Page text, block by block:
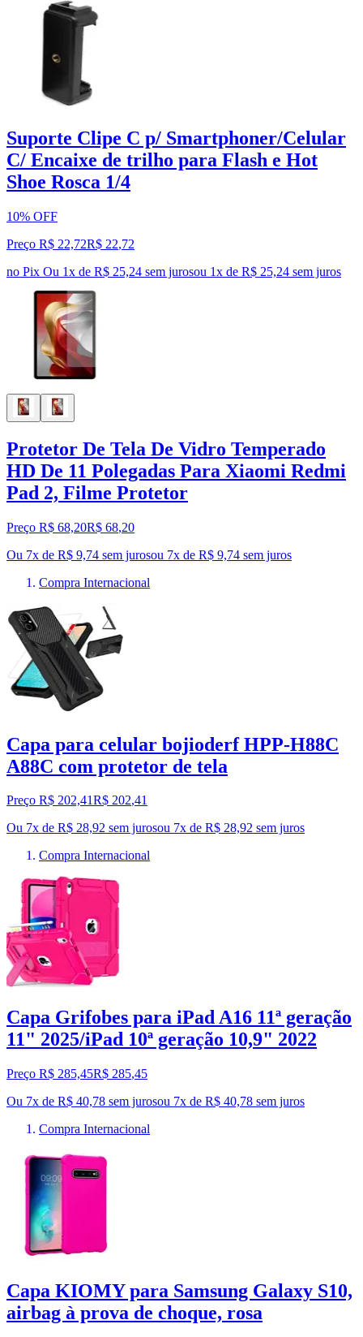
Suporte Clipe C p/ Smartphoner/Celular
C/ Encaixe de trilho para Flash e Hot
Shoe Rosca 1/4
10% OFF
Preço R$ 22,72R$ 22,72
no Pix Ou 1x de R$ 25,24 sem jurosou 1x de R$ 25,24 sem juros
Protetor De Tela De Vidro Temperado
HD De 11 Polegadas Para Xiaomi Redmi
Pad 2, Filme Protetor
Preço R$ 68,20R$ 68,20
Ou 7x de R$ 9,74 sem jurosou 7x de R$ 9,74 sem juros
Compra Internacional
Capa para celular bojioderf HPP-H88C
A88C com protetor de tela
Preço R$ 202,41R$ 202,41
Ou 7x de R$ 28,92 sem jurosou 7x de R$ 28,92 sem juros
Compra Internacional
Capa Grifobes para iPad A16 11ª geração
11" 2025/iPad 10ª geração 10,9" 2022
Preço R$ 285,45R$ 285,45
Ou 7x de R$ 40,78 sem jurosou 7x de R$ 40,78 sem juros
Compra Internacional
Capa KIOMY para Samsung Galaxy S10,
airbag à prova de choque, rosa